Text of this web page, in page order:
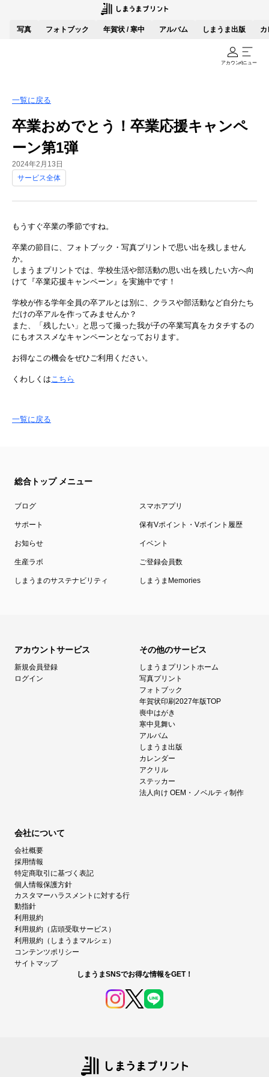
写真 フォトブック 年賀状 / 寒中 アルバム しまうま出版 カ
アカウントメニュー
一覧に戻る
卒業おめでとう！卒業応援キャンペ
ーン第1弾
2024年2月13日
サービス全体
もうすぐ卒業の季節ですね。
卒業の節目に、フォトブック・写真プリントで思い出を残しません
か。
しまうまプリントでは、学校生活や部活動の思い出を残したい方へ向
けて『卒業応援キャンペーン』を実施中です！
学校が作る学年全員の卒アルとは別に、クラスや部活動など自分たち
だけの卒アルを作ってみませんか？
また、「残したい」と思って撮った我が子の卒業写真をカタチするの
にもオススメなキャンペーンとなっております。
お得なこの機会をぜひご利用ください。
くわしくはこちら
一覧に戻る
総合トップ メニュー
ブログ スマホアプリ
サポート 保有Vポイント・Vポイント履歴
お知らせ イベント
生産ラボ ご登録会員数
しまうまのサステナビリティ しまうまMemories
アカウントサービス
新規会員登録
ログイン
その他のサービス
しまうまプリントホーム
写真プリント
フォトブック
年賀状印刷2027年版TOP
喪中はがき
寒中見舞い
アルバム
しまうま出版
カレンダー
アクリル
ステッカー
法人向け OEM・ノベルティ制作
会社について
会社概要
採用情報
特定商取引に基づく表記
個人情報保護方針
カスタマーハラスメントに対する行
動指針
利用規約
利用規約（店頭受取サービス）
利用規約（しまうまマルシェ）
コンテンツポリシー
サイトマップ
しまうまSNSでお得な情報をGET！